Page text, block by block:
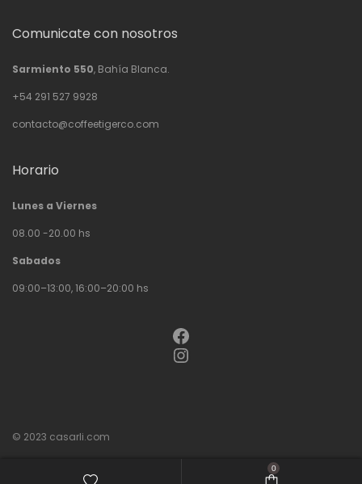
Comunicate con nosotros
Sarmiento 550, Bahía Blanca.
+54 291 527 9928
contacto@coffeetigerco.com
Horario
Lunes a Viernes
08.00 -20.00 hs
Sabados
09:00–13:00, 16:00–20:00 hs
Facebook
Instagram
© 2023 casarli.com
0